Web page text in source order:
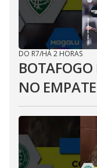
DO R7/HÁ 2 HORAS
NO EMPATE